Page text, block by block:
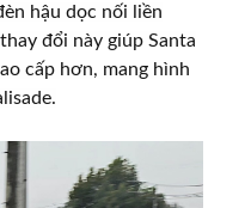
hậu dọc nối liền
đổi này giúp Santa
cấp hơn, mang hình